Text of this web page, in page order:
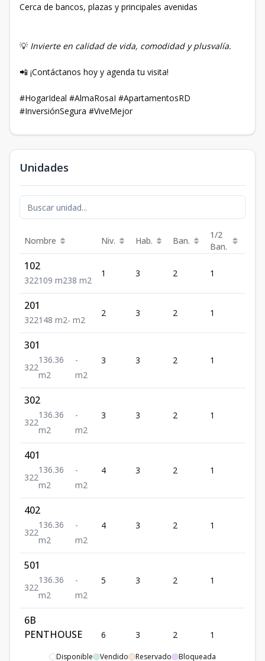
Cerca de bancos, plazas y principales avenidas
💡 Invierte en calidad de vida, comodidad y plusvalía.
📲 ¡Contáctanos hoy y agenda tu visita!
#HogarIdeal #AlmaRosaI #ApartamentosRD
#InversiónSegura #ViveMejor
Unidades
Nombre Niv. Hab. Ban.
1/2
Ban.
102
322109 m238 m2
1 3 2 1
201
322148 m2- m2
2 3 2 1
301
322
136.36
m2
-
m2
3 3 2 1
302
322
136.36
m2
-
m2
3 3 2 1
401
322
136.36
m2
-
m2
4 3 2 1
402
322
136.36
m2
-
m2
4 3 2 1
501
322
136.36
m2
-
m2
5 3 2 1
6B
PENTHOUSE
6 3 2 1
Disponible Vendido Reservado Bloqueada